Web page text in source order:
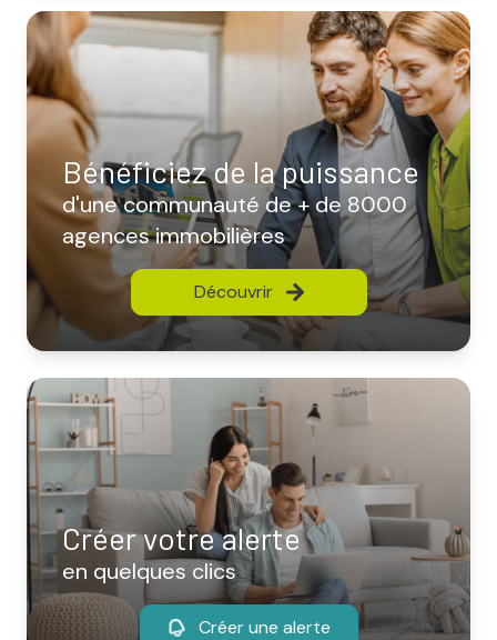
Bénéficiez de la puissance
d'une communauté de + de 8000
agences immobilières
Découvrir
Créer votre alerte
en quelques clics
Créer une alerte